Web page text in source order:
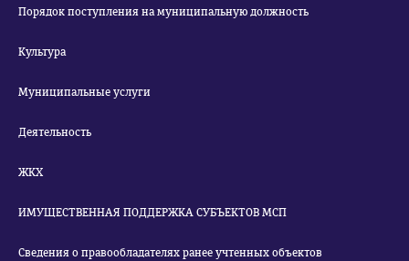
Порядок поступления на муниципальную должность
Культура
Муниципальные услуги
Деятельность
ЖКХ
ИМУЩЕСТВЕННАЯ ПОДДЕРЖКА СУБЪЕКТОВ МСП
Сведения о правообладателях ранее учтенных объектов